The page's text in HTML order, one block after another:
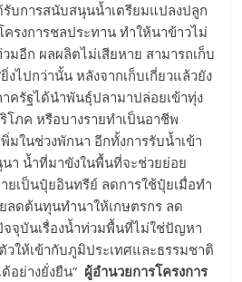
บการสนับสนุนน้ำเตรียมแปลงปลูก
ครงการชลประทาน ทำให้นาข้าวไม่
อีก ผลผลิตไม่เสียหาย สามารถเก็บ
กว่านั้น หลังจากเก็บเกี่ยวแล้วยัง
ครัฐได้นำพันธุ์ปลามาปล่อยเข้าทุ่ง
ภค หรือบางรายทำเป็นอาชีพ
มในช่วงพักนา อีกทั้งการรับน้ำเข้า
า น้ำที่มาขังในพื้นที่จะช่วยย่อย
ยเป็นปุ๋ยอินทรีย์ ลดการใช้ปุ๋ยเมื่อทำ
ลดต้นทุนทำนาให้เกษตรกร ลด
จุบันเรื่องน้ำท่วมพื้นที่ไม่ใช่ปัญหา
วให้เข้ากับภูมิประเทศและธรรมชาติ
อย่างยั่งยืน” ผู้อำนวยการโครงการ